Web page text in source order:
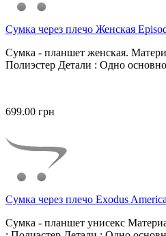
Сумка через плечо Женская
Сумка - планшет женская.
Полиэстер Детали : Одно
699.00 грн
Сумка через плечо Exodus
Сумка - планшет унисекс